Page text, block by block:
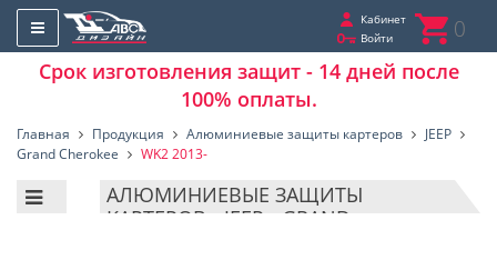
Кабинет
Войти
0
Срок изготовления защит - 14 дней после
100% оплаты.
Главная Продукция Алюминиевые защиты картеров
JEEP
Grand Cherokee
WK2 2013-
АЛЮМИНИЕВЫЕ ЗАЩИТЫ
КАРТЕРОВ - JEEP - GRAND